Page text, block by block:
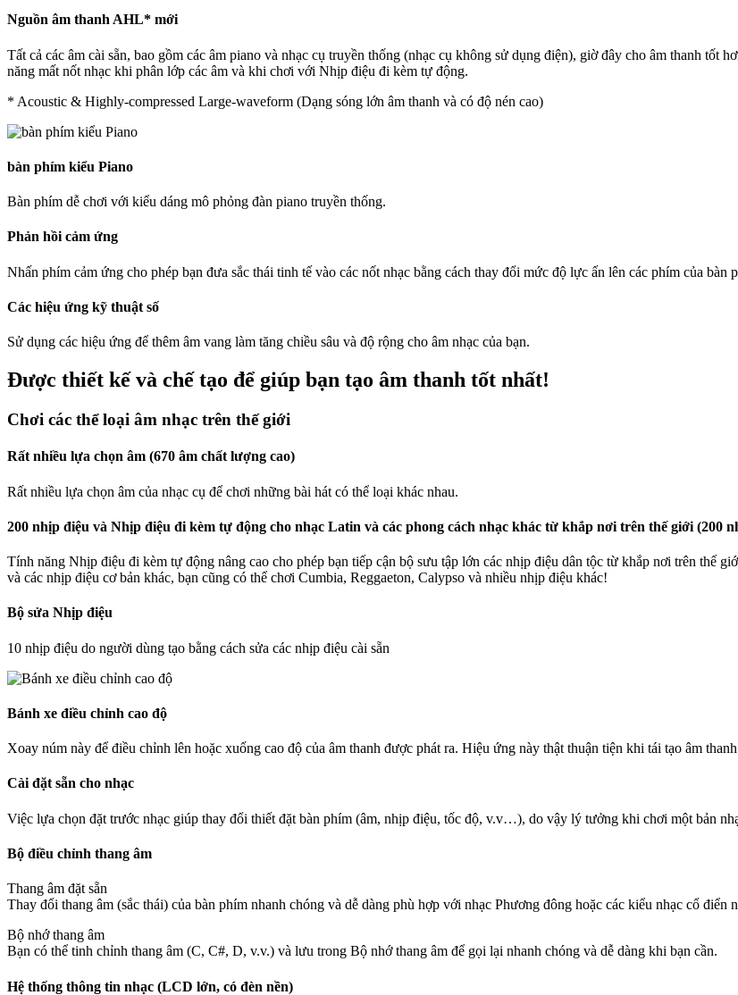
Nguồn âm thanh AHL* mới
Tất cả các âm cài sẵn, bao gồm các âm piano và nhạc cụ truyền thống (nhạc cụ không sử dụng điện), giờ đây cho âm thanh tốt
năng mất nốt nhạc khi phân lớp các âm và khi chơi với Nhịp điệu đi kèm tự động.
* Acoustic & Highly-compressed Large-waveform (Dạng sóng lớn âm thanh và có độ nén cao)
bàn phím kiểu Piano
Bàn phím dễ chơi với kiểu dáng mô phỏng đàn piano truyền thống.
Phản hồi cảm ứng
Nhấn phím cảm ứng cho phép bạn đưa sắc thái tinh tế vào các nốt nhạc bằng cách thay đổi mức độ lực ấn lên các phím của bàn
Các hiệu ứng kỹ thuật số
Sử dụng các hiệu ứng để thêm âm vang làm tăng chiều sâu và độ rộng cho âm nhạc của bạn.
Được thiết kế và chế tạo để giúp bạn tạo âm thanh tốt nhất!
Chơi các thể loại âm nhạc trên thế giới
Rất nhiều lựa chọn âm (670 âm chất lượng cao)
Rất nhiều lựa chọn âm của nhạc cụ để chơi những bài hát có thể loại khác nhau.
200 nhịp điệu và Nhịp điệu đi kèm tự động cho nhạc Latin và các phong cách nhạc khác từ khắp nơi trên thế giới (200
Tính năng Nhịp điệu đi kèm tự động nâng cao cho phép bạn tiếp cận bộ sưu tập lớn các nhịp điệu dân tộc từ khắp nơi trên thế
và các nhịp điệu cơ bản khác, bạn cũng có thể chơi Cumbia, Reggaeton, Calypso và nhiều nhịp điệu khác!
Bộ sửa Nhịp điệu
10 nhịp điệu do người dùng tạo bằng cách sửa các nhịp điệu cài sẵn
Bánh xe điều chỉnh cao độ
Xoay núm này để điều chỉnh lên hoặc xuống cao độ của âm thanh được phát ra. Hiệu ứng này thật thuận tiện khi tái tạo âm
Cài đặt sẵn cho nhạc
Việc lựa chọn đặt trước nhạc giúp thay đổi thiết đặt bàn phím (âm, nhịp điệu, tốc độ, v.v…), do vậy lý tưởng khi chơi một bản
Bộ điều chỉnh thang âm
Thang âm đặt sẵn
Thay đổi thang âm (sắc thái) của bàn phím nhanh chóng và dễ dàng phù hợp với nhạc Phương đông hoặc các kiểu nhạc cổ điển
Bộ nhớ thang âm
Bạn có thể tinh chỉnh thang âm (C, C#, D, v.v.) và lưu trong Bộ nhớ thang âm để gọi lại nhanh chóng và dễ dàng khi bạn cần.
Hệ thống thông tin nhạc (LCD lớn, có đèn nền)